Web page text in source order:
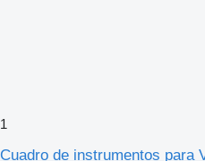
1
Cuadro de instrumentos para